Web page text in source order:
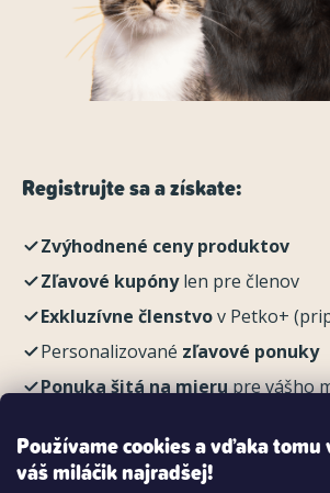
Používame cookies a vďaka tomu
váš miláčik najradšej!
Registrujte sa a získate:
Zvýhodnené ceny produktov
Zľavové kupónylen pre členov
Exkluzívne členstvov Petko+
Personalizované zľavové ponuky
Ponuka šitá na mierupre vášho